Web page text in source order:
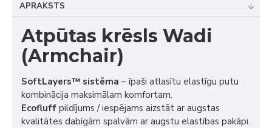
APRAKSTS
Atpūtas krēsls Wadi
(Armchair)
SoftLayers™ sistēma – īpaši atlasītu elastīgu putu
kombinācija maksimālam komfortam.
Ecofluff pildījums / iespējams aizstāt ar augstas
kvalitātes dabīgām spalvām ar augstu elastības pakāpi.